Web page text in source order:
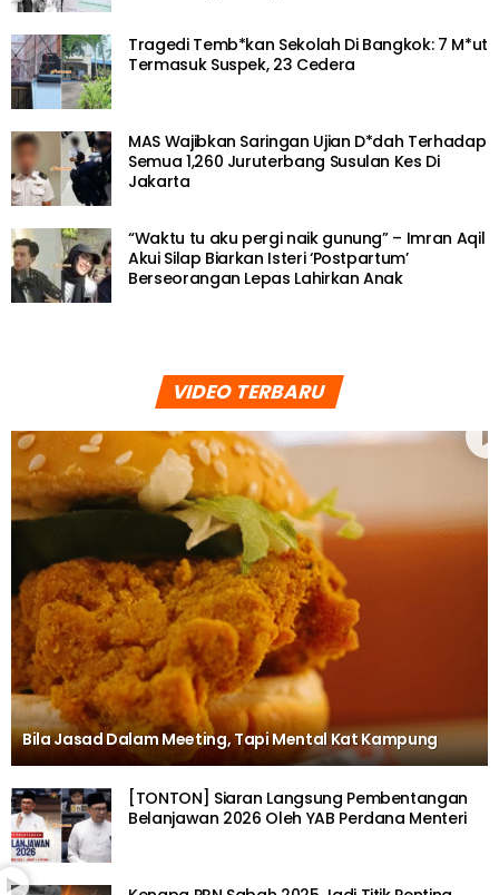
Tragedi Temb*kan Sekolah Di Bangkok: 7 M*ut
Termasuk Suspek, 23 Cedera
MAS Wajibkan Saringan Ujian D*dah Terhadap
Semua 1,260 Juruterbang Susulan Kes Di
Jakarta
“Waktu tu aku pergi naik gunung” – Imran Aqil
Akui Silap Biarkan Isteri ‘Postpartum’
Berseorangan Lepas Lahirkan Anak
VIDEO TERBARU
Bila Jasad Dalam Meeting, Tapi Mental Kat Kampung
[TONTON] Siaran Langsung Pembentangan
Belanjawan 2026 Oleh YAB Perdana Menteri